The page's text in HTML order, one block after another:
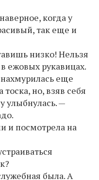
когда у
так еще и
низко! Нельзя
ежовых рукавицах.
еще
но, взяв себя
улыбнулась. —
и посмотрела на
была. А